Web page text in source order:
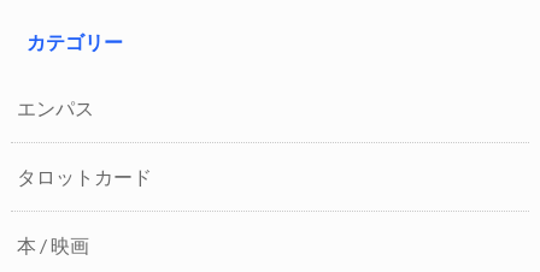
カテゴリー
エンパス
タロットカード
本 / 映画